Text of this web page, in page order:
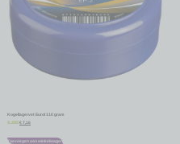
Kogellagervet Eurol 110 gram
€ 7,95 € 7,16
Toevoegen aan winkelwagen